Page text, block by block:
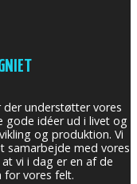
understøtter vores
gode idéer ud i livet og
og produktion. Vi
samarbejde med vores
vi i dag er en af de
vores felt.